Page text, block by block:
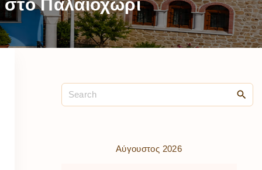
Παλαιοχώρι
Αύγουστος 2026